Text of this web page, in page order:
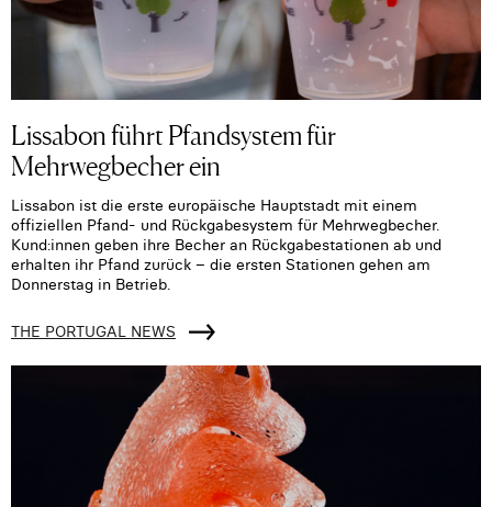
Lissabon führt Pfandsystem für
Mehrwegbecher ein
Lissabon ist die erste europäische Hauptstadt mit einem
offiziellen Pfand- und Rückgabesystem für Mehrwegbecher.
Kund:innen geben ihre Becher an Rückgabestationen ab und
erhalten ihr Pfand zurück – die ersten Stationen gehen am
Donnerstag in Betrieb.
THE PORTUGAL NEWS